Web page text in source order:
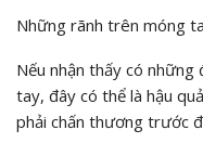
Những rãnh trên móng
Nếu nhận thấy có
tay, đây có thể là hậu
phải chấn thương trước